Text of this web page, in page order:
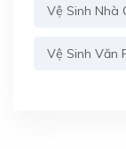
Vệ Sinh Nhà
Vệ Sinh Văn